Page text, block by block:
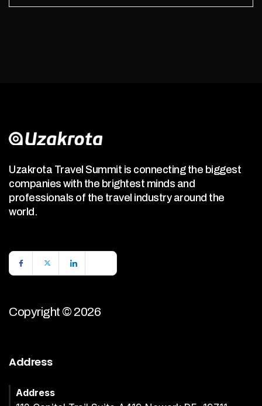
Uzakrota Travel Summit is connecting the biggest
companies with the brightest minds and
professionals of the travel industry around the
world.
Copyright © 2026
Address
Address